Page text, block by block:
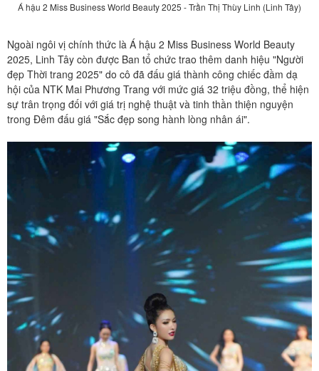
Á hậu 2 Miss Business World Beauty 2025 - Trần Thị Thùy Linh (Linh Tây)
Ngoài ngôi vị chính thức là Á hậu 2 Miss Business World Beauty
2025, Linh Tây còn được Ban tổ chức trao thêm danh hiệu "Người
đẹp Thời trang 2025" do cô đã đấu giá thành công chiếc đầm dạ
hội của NTK Mai Phương Trang với mức giá 32 triệu đồng, thể hiện
sự trân trọng đối với giá trị nghệ thuật và tinh thần thiện nguyện
trong Đêm đấu giá "Sắc đẹp song hành lòng nhân ái".